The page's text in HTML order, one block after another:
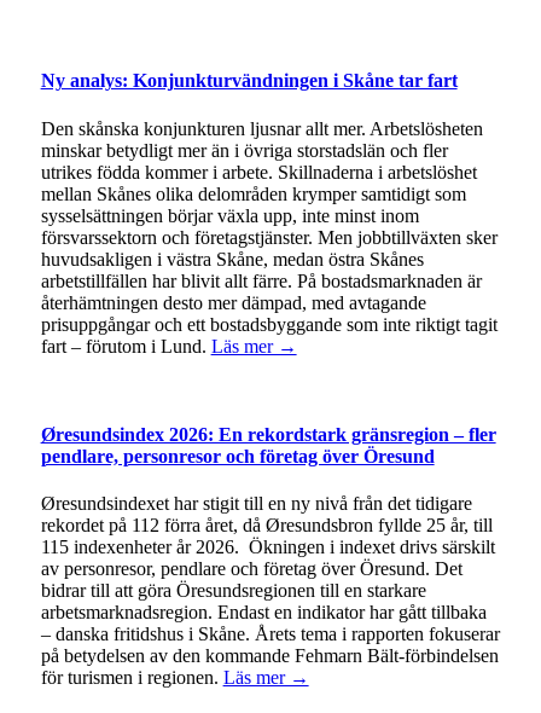
Ny analys: Konjunkturvändningen i Skåne tar fart
Den skånska konjunkturen ljusnar allt mer. Arbetslösheten
minskar betydligt mer än i övriga storstadslän och fler
utrikes födda kommer i arbete. Skillnaderna i arbetslöshet
mellan Skånes olika delområden krymper samtidigt som
sysselsättningen börjar växla upp, inte minst inom
försvarssektorn och företagstjänster. Men jobbtillväxten sker
huvudsakligen i västra Skåne, medan östra Skånes
arbetstillfällen har blivit allt färre. På bostadsmarknaden är
återhämtningen desto mer dämpad, med avtagande
prisuppgångar och ett bostadsbyggande som inte riktigt tagit
fart – förutom i Lund. Läs mer →
Øresundsindex 2026: En rekordstark gränsregion – fler
pendlare, personresor och företag över Öresund
Øresundsindexet har stigit till en ny nivå från det tidigare
rekordet på 112 förra året, då Øresundsbron fyllde 25 år, till
115 indexenheter år 2026. Ökningen i indexet drivs särskilt
av personresor, pendlare och företag över Öresund. Det
bidrar till att göra Öresundsregionen till en starkare
arbetsmarknadsregion. Endast en indikator har gått tillbaka
– danska fritidshus i Skåne. Årets tema i rapporten fokuserar
på betydelsen av den kommande Fehmarn Bält-förbindelsen
för turismen i regionen. Läs mer →